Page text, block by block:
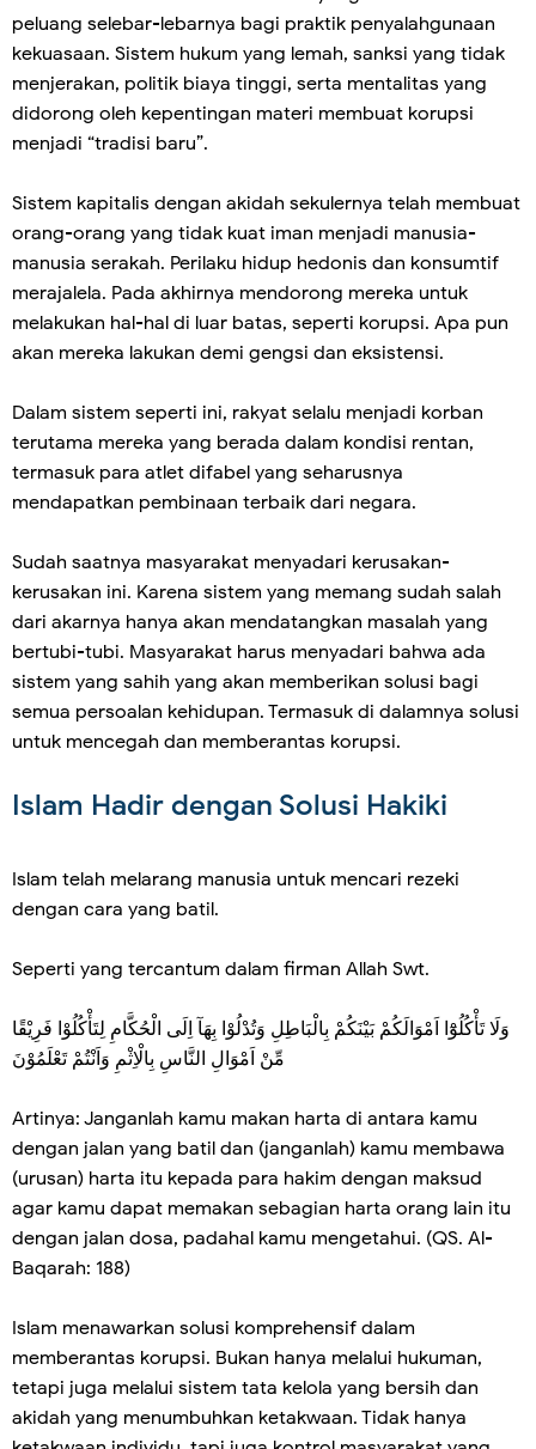
peluang selebar-lebarnya bagi praktik penyalahgunaan
kekuasaan. Sistem hukum yang lemah, sanksi yang tidak
menjerakan, politik biaya tinggi, serta mentalitas yang
didorong oleh kepentingan materi membuat korupsi
menjadi “tradisi baru”.
Sistem kapitalis dengan akidah sekulernya telah membuat
orang-orang yang tidak kuat iman menjadi manusia-
manusia serakah. Perilaku hidup hedonis dan konsumtif
merajalela. Pada akhirnya mendorong mereka untuk
melakukan hal-hal di luar batas, seperti korupsi. Apa pun
akan mereka lakukan demi gengsi dan eksistensi.
Dalam sistem seperti ini, rakyat selalu menjadi korban
terutama mereka yang berada dalam kondisi rentan,
termasuk para atlet difabel yang seharusnya
mendapatkan pembinaan terbaik dari negara.
Sudah saatnya masyarakat menyadari kerusakan-
kerusakan ini. Karena sistem yang memang sudah salah
dari akarnya hanya akan mendatangkan masalah yang
bertubi-tubi. Masyarakat harus menyadari bahwa ada
sistem yang sahih yang akan memberikan solusi bagi
semua persoalan kehidupan. Termasuk di dalamnya solusi
untuk mencegah dan memberantas korupsi.
Islam Hadir dengan Solusi Hakiki
Islam telah melarang manusia untuk mencari rezeki
dengan cara yang batil.
Seperti yang tercantum dalam firman Allah Swt.
وَلَا تَأْكُلُوْٓا اَمْوَالَكُمْ بَيْنَكُمْ بِالْبَاطِلِ وَتُدْلُوْا بِهَآ اِلَى الْحُكَّامِ لِتَأْكُلُوْا فَرِيْقًا
مِّنْ اَمْوَالِ النَّاسِ بِالْاِثْمِ وَاَنْتُمْ تَعْلَمُوْنَ
Artinya: Janganlah kamu makan harta di antara kamu
dengan jalan yang batil dan (janganlah) kamu membawa
(urusan) harta itu kepada para hakim dengan maksud
agar kamu dapat memakan sebagian harta orang lain itu
dengan jalan dosa, padahal kamu mengetahui. (QS. Al-
Baqarah: 188)
Islam menawarkan solusi komprehensif dalam
memberantas korupsi. Bukan hanya melalui hukuman,
tetapi juga melalui sistem tata kelola yang bersih dan
akidah yang menumbuhkan ketakwaan. Tidak hanya